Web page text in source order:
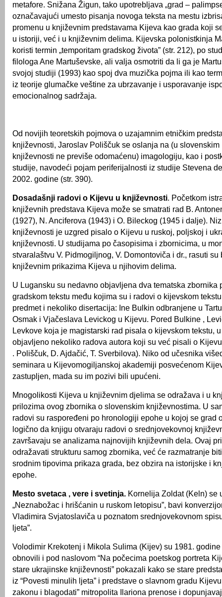
metafore. Snižana Žigun, tako upotrebljava „grad –
označavajući umesto pisanja novoga teksta na mestu
promenu u književnim predstavama Kijeva kao grada koji
u istoriji, već i u književnim delima. Kijevska polonistkinja
koristi termin „temporitam gradskog života” (str. 212), po
filologa Ane Martuševske, ali valja osmotriti da li ga je
svojoj studiji (1993) kao spoj dva muzička pojma ili kao
iz teorije glumačke veštine za ubrzavanje i usporavanje
emocionalnog sadržaja.
Od novijih teoretskih pojmova o uzajamnim etničkim
književnosti, Jaroslav Poliščuk se oslanja na (u
književnosti ne previše odomaćenu) imagologiju, kao i
studije, navodeći pojam periferijalnosti iz studije Stevena
2002. godine (str. 390).
Dosadašnji radovi o Kijevu u književnosti. Početkom
književnih predstava Kijeva može se smatrati rad B.
(1927), N. Anciferova (1943) i O. Bileckog (1945 i dalje).
književnosti je uzgred pisalo o Kijevu u ruskoj, poljskoj i
književnosti. U studijama po časopisima i zbornicima, u
stvaralaštvu V. Pidmogiljnog, V. Domontoviča i dr., rasuti
književnim prikazima Kijeva u njihovim delima.
U Lugansku su nedavno objavljena dva tematska zbornika
gradskom tekstu među kojima su i radovi o kijevskom
predmet i nekoliko disertacija: Ine Bulkin odbranjene u
Osmak i Vjačeslava Levickog u Kijevu. Pored Bulkine ,
Levkove koja je magistarski rad pisala o kijevskom tekstu,
objavljeno nekoliko radova autora koji su već pisali o
. Poliščuk, D. Ajdačić, T. Sverbilova). Niko od učesnika
seminara u Kijevomogiljanskoj akademiji posvećenom
zastupljen, mada su im pozivi bili upućeni.
Mnogolikosti Kijeva u književnim djelima se odražava i u
prilozima ovog zbornika o slovenskim književnostima. U
radovi su raspoređeni po hronologiji epohe u kojoj se grad
logično da knjigu otvaraju radovi o srednjovekovnoj
završavaju se analizama najnovijih književnih dela. Ovaj
odražavati strukturu samog zbornika, već će razmatranje
srodnim tipovima prikaza grada, bez obzira na istorijske i
epohe.
Mesto svetaca , vere i svetinja. Kornelija Zoldat (Keln) se
„Neznabožac i hrišćanin u ruskom letopisu”, bavi
Vladimira Svjatoslaviča u poznatom srednjovekovnom
ljeta”.
Volodimir Krekotenj i Mikola Sulima (Kijev) su 1981.
obnovili i pod naslovom “Na počecima poetskog portreta
stare ukrajinske književnosti” pokazali kako se stare
iz “Povesti minulih ljeta” i predstave o slavnom gradu
zakonu i blagodati” mitropolita Ilariona prenose i